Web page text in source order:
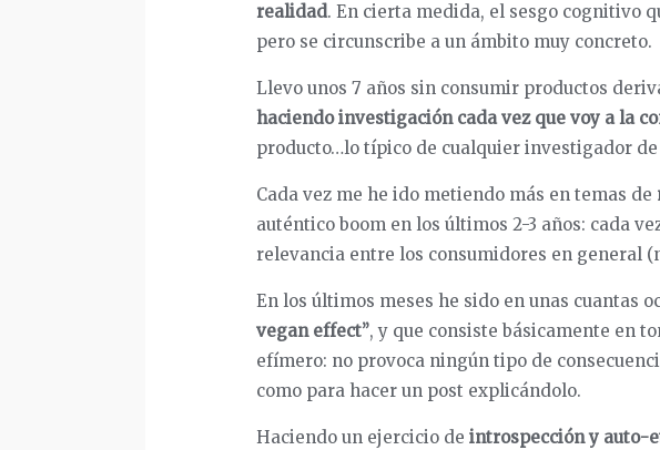
realidad. En cierta medida, el sesgo cognitivo
pero se circunscribe a un ámbito muy concreto.
Llevo unos 7 años sin consumir productos
haciendo investigación cada vez que voy a la
producto…lo típico de cualquier investigador de
Cada vez me he ido metiendo más en temas de
auténtico boom en los últimos 2-3 años: cada
relevancia entre los consumidores en general
En los últimos meses he sido en unas cuantas
vegan effect”, y que consiste básicamente en
efímero: no provoca ningún tipo de
como para hacer un post explicándolo.
Haciendo un ejercicio de introspección y auto-